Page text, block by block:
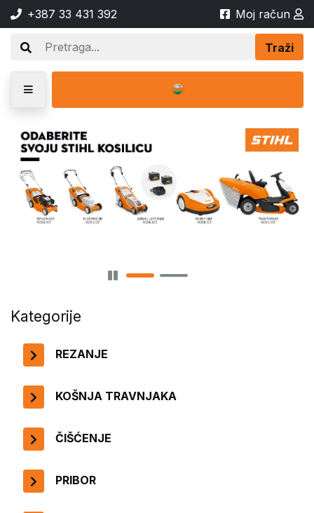
+387 33 431 392 Moj račun
Traži
Kategorije
REZANJE
KOŠNJA TRAVNJAKA
ČIŠĆENJE
PRIBOR